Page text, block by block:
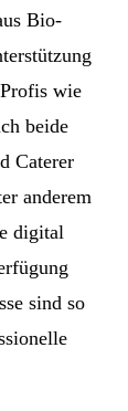
Bio-
wie
beide
Caterer
anderem
digital
sind so